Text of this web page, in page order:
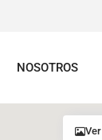
NOSOTROS
Ver